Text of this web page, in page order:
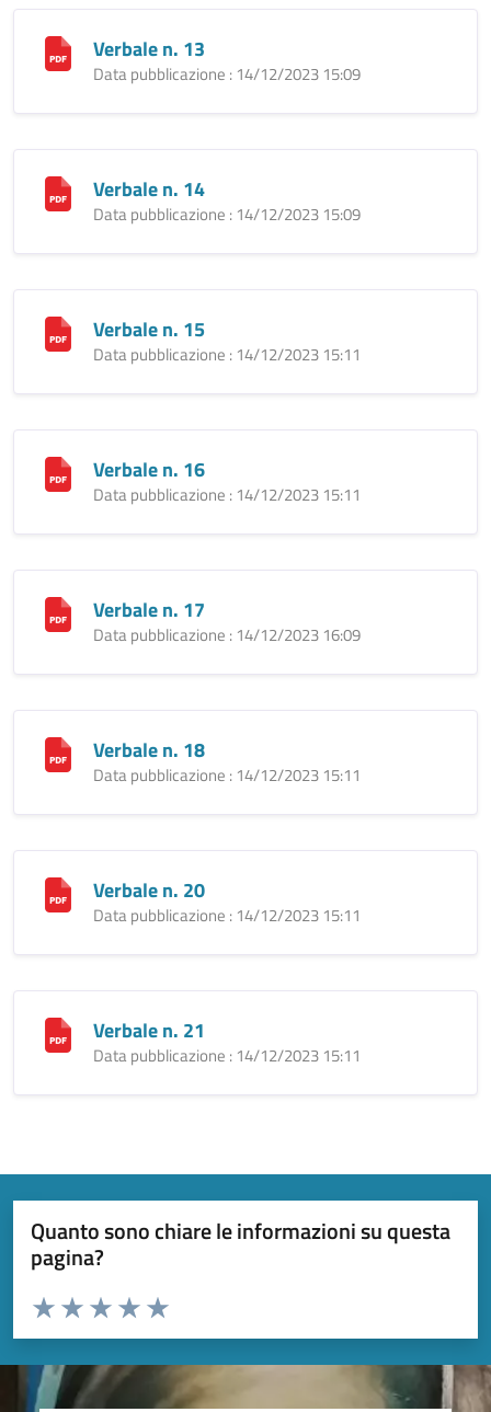
Verbale n. 13
Data pubblicazione : 14/12/2023 15:09
Verbale n. 14
Data pubblicazione : 14/12/2023 15:09
Verbale n. 15
Data pubblicazione : 14/12/2023 15:11
Verbale n. 16
Data pubblicazione : 14/12/2023 15:11
Verbale n. 17
Data pubblicazione : 14/12/2023 16:09
Verbale n. 18
Data pubblicazione : 14/12/2023 15:11
Verbale n. 20
Data pubblicazione : 14/12/2023 15:11
Verbale n. 21
Data pubblicazione : 14/12/2023 15:11
Quanto sono chiare le informazioni su questa
pagina?
Valuta da 1 a 5 stelle la pagina
Valuta 5 stelle su 5
Valuta 4 stelle su 5
Valuta 3 stelle su 5
Valuta 2 stelle su 5
Valuta 1 stelle su 5